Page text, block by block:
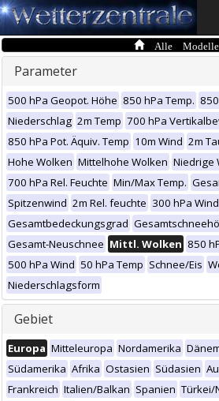
Alle Modelle
Parameter
500 hPa Geopot. Höhe 850 hPa Temp.
Niederschlag 2m Temp 700 hPa
850 hPa Pot. Äquiv. Temp 10m Wind 2m
Hohe Wolken Mittelhohe Wolken Niedrige
700 hPa Rel. Feuchte Min/Max Temp.
Spitzenwind 2m Rel. feuchte 300 hPa Wind
Gesamtbedeckungsgrad
Gesamt-Neuschnee Mittl. Wolken 850
500 hPa Wind 50 hPa Temp Schnee/Eis
Niederschlagsform
Gebiet
Europa Mitteleuropa Nordamerika
Südamerika Afrika Ostasien Südasien
Frankreich Italien/Balkan Spanien Türkei/